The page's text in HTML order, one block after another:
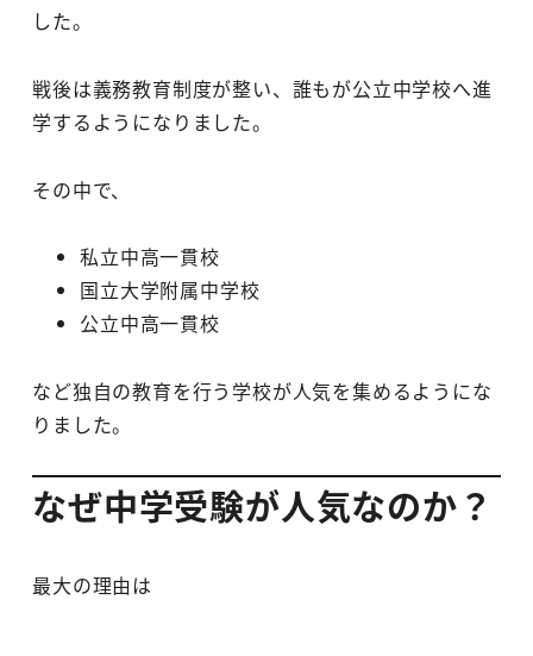
した。
戦後は義務教育制度が整い、誰もが公立中学校へ進
学するようになりました。
その中で、
私立中高一貫校
国立大学附属中学校
公立中高一貫校
など独自の教育を行う学校が人気を集めるようにな
りました。
なぜ中学受験が人気なのか？
最大の理由は